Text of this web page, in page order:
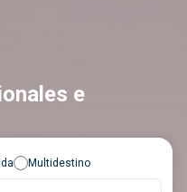
e
Multidestino